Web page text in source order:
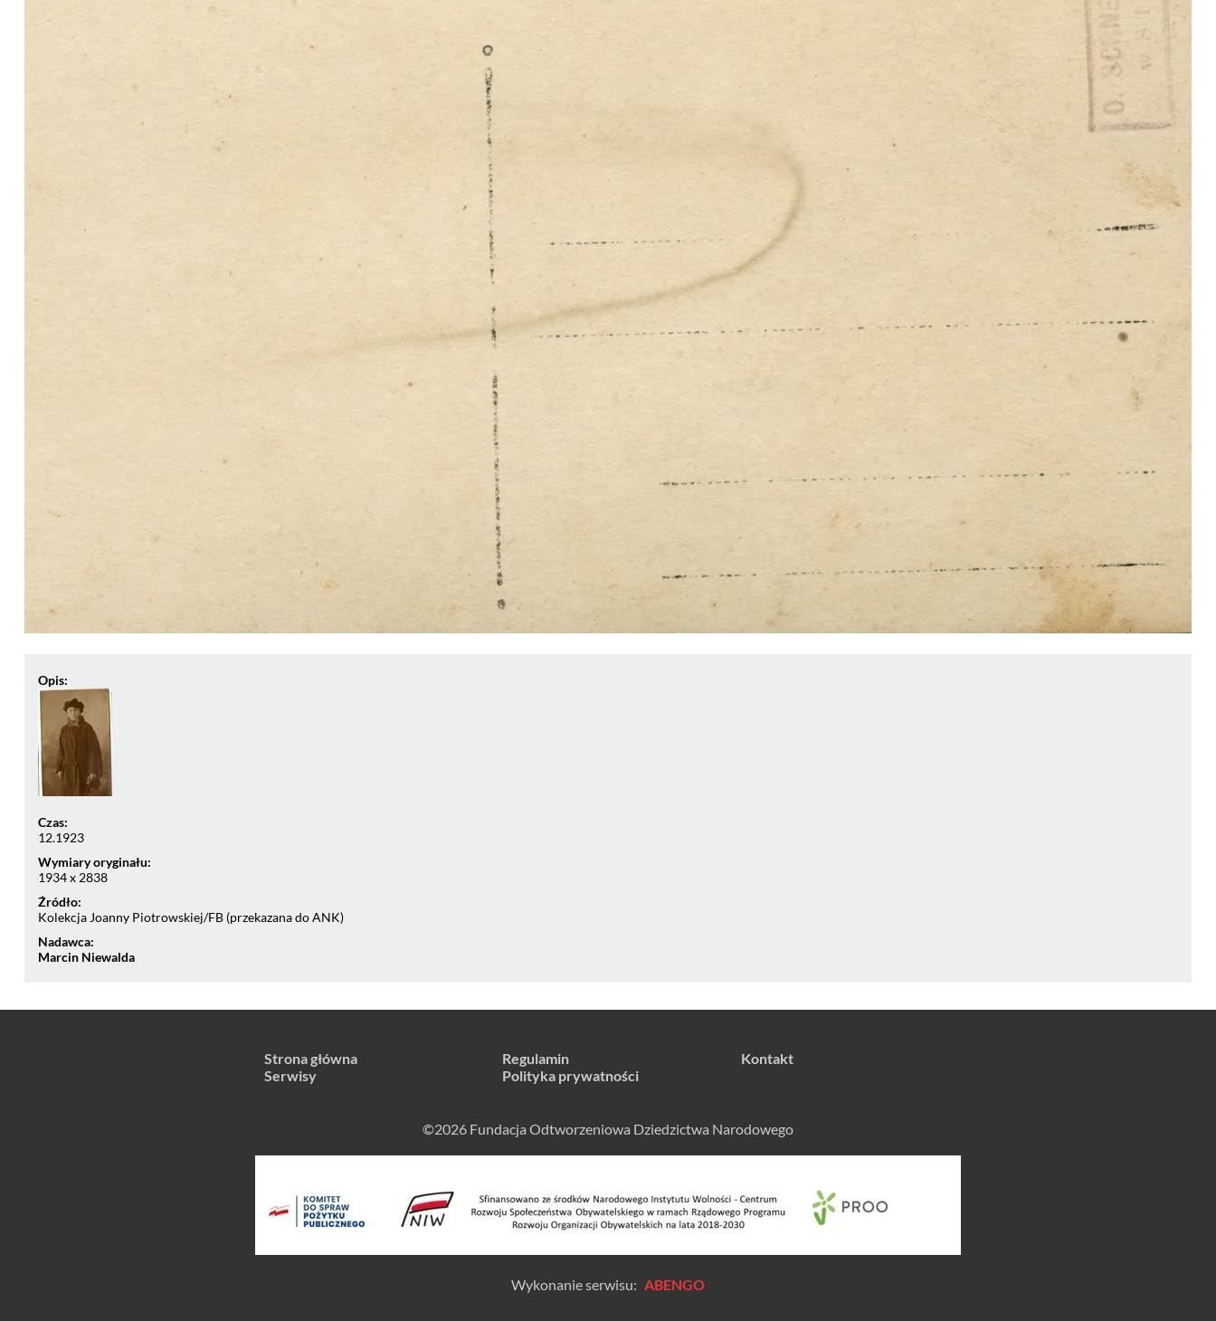
Opis:
Czas:
12.1923
Wymiary oryginału:
1934 x 2838
Źródło:
Kolekcja Joanny Piotrowskiej/FB (przekazana do ANK)
Nadawca:
Marcin Niewalda
Strona główna
Serwisy
Regulamin
Polityka prywatności
Kontakt
©2026 Fundacja Odtworzeniowa Dziedzictwa Narodowego
Wykonanie serwisu: ABENGO